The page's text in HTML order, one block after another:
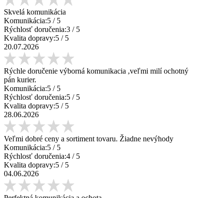
Skvelá komunikácia
Komunikácia:5 / 5
Rýchlosť doručenia:3 / 5
Kvalita dopravy:5 / 5
20.07.2026
Rýchle doručenie výborná komunikacia ,veľmi milí ochotný
pán kurier.
Komunikácia:5 / 5
Rýchlosť doručenia:5 / 5
Kvalita dopravy:5 / 5
28.06.2026
Veľmi dobré ceny a sortiment tovaru. Žiadne nevýhody
Komunikácia:5 / 5
Rýchlosť doručenia:4 / 5
Kvalita dopravy:5 / 5
04.06.2026